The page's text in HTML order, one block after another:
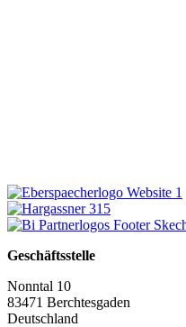
Geschäftsstelle
Nonntal 10
83471 Berchtesgaden
Deutschland